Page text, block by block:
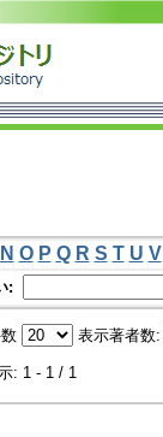
N O P Q R S T U V
:
表示著者数:
: 1 - 1 / 1